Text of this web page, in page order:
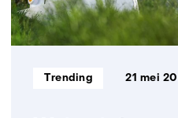
Informatietype:
Trending 21 mei